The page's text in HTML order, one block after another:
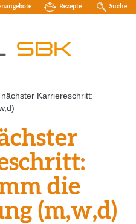
Rezepte Suche
nächster Karriereschritt:
die
(m,w,d)